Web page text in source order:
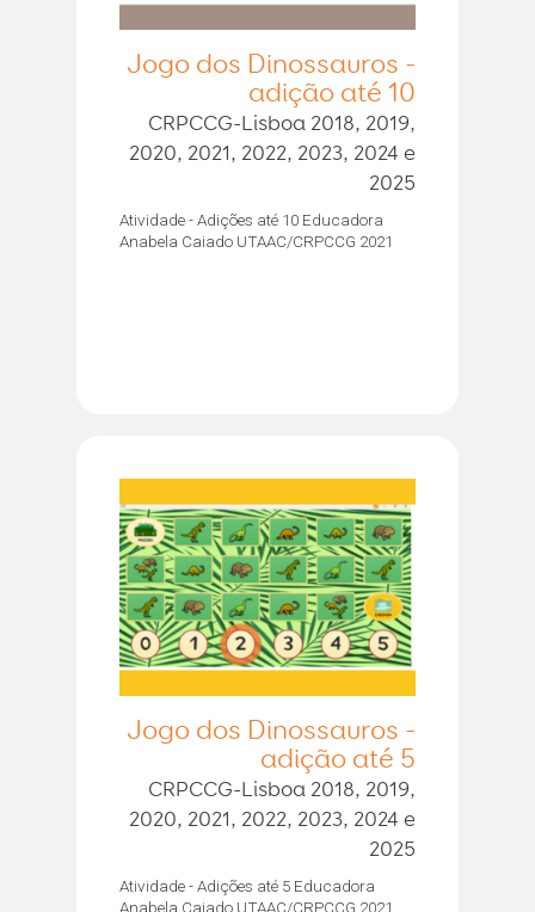
Jogo dos Dinossauros -
adição até 10
CRPCCG-Lisboa 2018, 2019,
2020, 2021, 2022, 2023, 2024 e
2025
Atividade - Adições até 10 Educadora
Anabela Caiado UTAAC/CRPCCG 2021
Jogo dos Dinossauros -
adição até 5
CRPCCG-Lisboa 2018, 2019,
2020, 2021, 2022, 2023, 2024 e
2025
Atividade - Adições até 5 Educadora
Anabela Caiado UTAAC/CRPCCG 2021